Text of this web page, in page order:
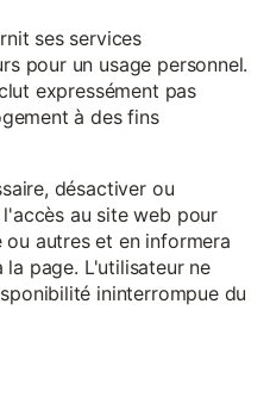
ses services
pour un usage personnel.
expressément pas
à des fins
désactiver ou
au site web pour
autres et en informera
page. L'utilisateur ne
ininterrompue du